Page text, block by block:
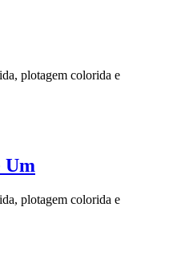
plotagem colorida e
Um
plotagem colorida e